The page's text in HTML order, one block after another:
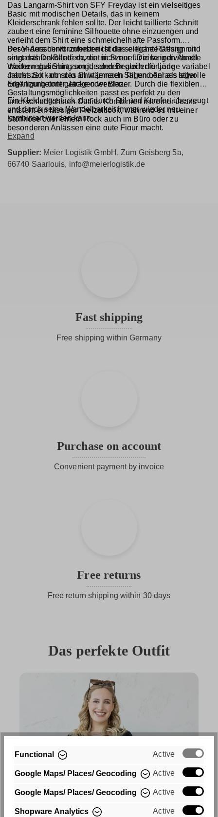
Das Langarm-Shirt von SFY Freyday ist ein vielseitiges
Basic mit modischen Details, das in keinem
Kleiderschrank fehlen sollte. Der leicht taillierte Schnitt
zaubert eine feminine Silhouette ohne einzuengen und
verleiht dem Shirt eine schmeichelhafte Passform.
Besonders hervorzuheben ist die seitliche Raffung mit
eingenähten Bändern, die nicht nur für eine individuelle
Weitenregulierung sorgt, sondern auch die Länge variabel
macht. So kann das Shirt je nach Stil und Anlass leger
oder figurbetont getragen werden.
Der V-Ausschnitt unterstreicht das elegante Design und
setzt das Dekolleté dezent in Szene. Die langen Ärmel
machen das Shirt zum idealen Begleiter für jede
Jahreszeit - ob solo an wärmeren Tagen oder als stilvolle
Ergänzung unter Jacke oder Blazer. Durch die flexiblen
Gestaltungsmöglichkeiten passt es perfekt zu den
unterschiedlichsten Outfits. Kombiniert mit einer Jeans
entsteht ein lässiger Freizeitlook, während es mit einer
Stoffhose oder einem Rock auch im Büro oder zu
besonderen Anlässen eine gute Figur macht.
Ein Kleidungsstück, das durch Stil und Komfort überzeugt
und durch seine Wandelbarkeit immer wieder neu
kombiniert werden kann.
Expand
Supplier: Meier Logistik GmbH, Zum Geisberg 5a,
66740 Saarlouis, info@meierlogistik.de
Fast shipping
Free shipping within Germany
Purchase on account
Convenient payment by invoice
Free returns
Free return shipping within 30 days
Das perfekte Outfit
Functional Active
Google Maps/ Places/ Geocoding Active
Google Maps/ Places/ Geocoding Active
Shopware Analytics Active